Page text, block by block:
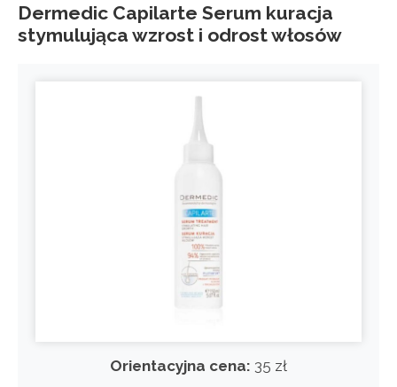
Dermedic Capilarte Serum kuracja
stymulująca wzrost i odrost włosów
Orientacyjna cena: 35 zł